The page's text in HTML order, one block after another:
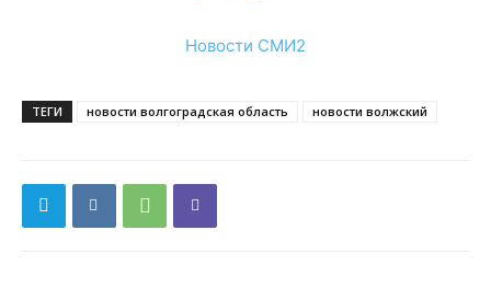
Новости СМИ2
ТЕГИ новости волгоградская область новости волжский